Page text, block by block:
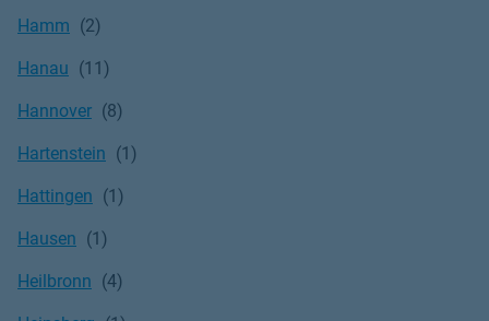
Hamm
Hanau
Hannover
Hartenstein
Hattingen
Hausen
Heilbronn